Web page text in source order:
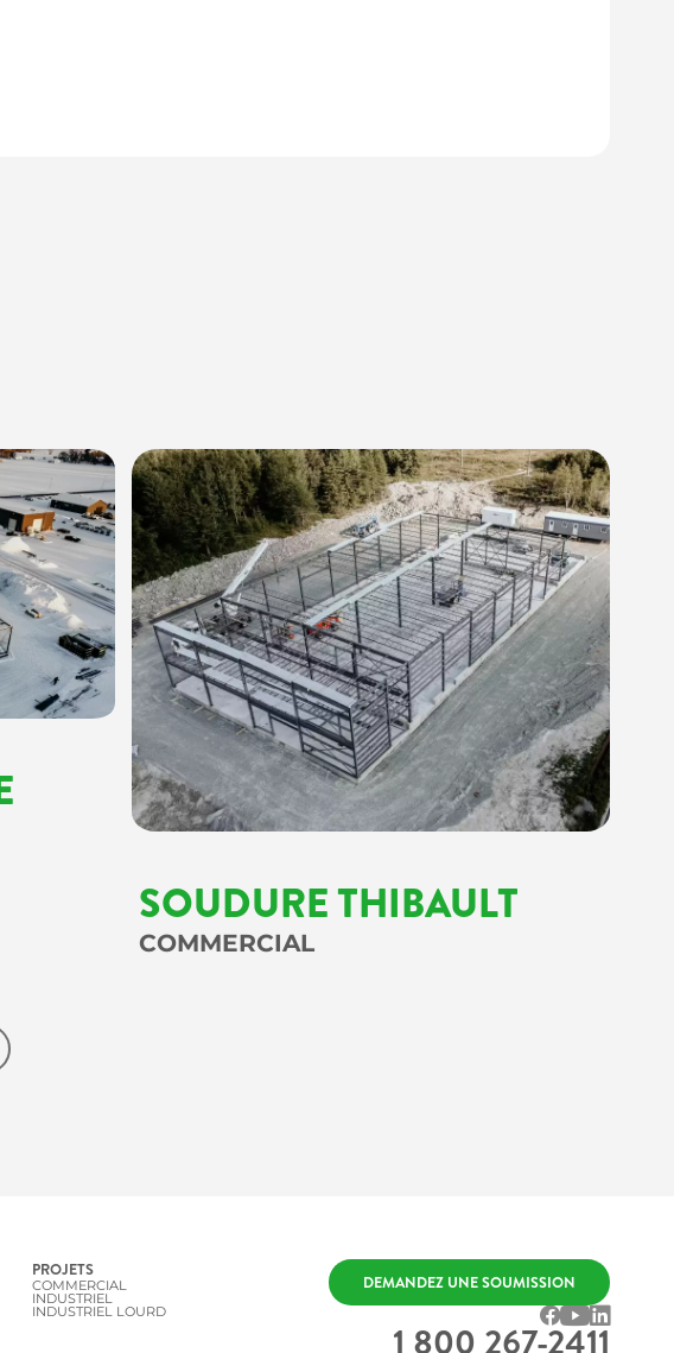
SOUDURE THIBAULT
COMMERCIAL
PROJETS
COMMERCIAL
INDUSTRIEL
INDUSTRIEL LOURD
DEMANDEZ UNE SOUMISSION
1 800 267-2411